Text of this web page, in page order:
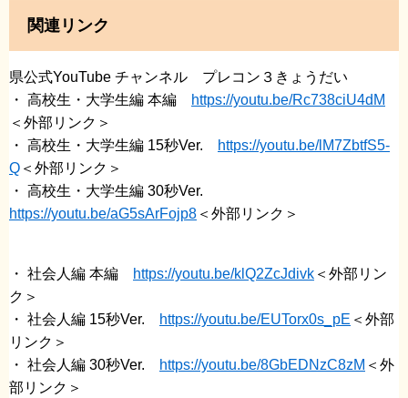
関連リンク
県公式YouTube チャンネル プレコン３きょうだい
・ 高校生・大学生編 本編
https://youtu.be/Rc738ciU4dM
＜外部リンク＞
・ 高校生・大学生編 15秒Ver.
https://youtu.be/lM7ZbtfS5-
Q ＜外部リンク＞
・ 高校生・大学生編 30秒Ver.
https://youtu.be/aG5sArFojp8 ＜外部リンク＞
・ 社会人編 本編 https://youtu.be/klQ2ZcJdivk ＜外部リン
ク＞
・ 社会人編 15秒Ver.
https://youtu.be/EUTorx0s_pE ＜外部
リンク＞
・ 社会人編 30秒Ver.
https://youtu.be/8GbEDNzC8zM ＜外
部リンク＞